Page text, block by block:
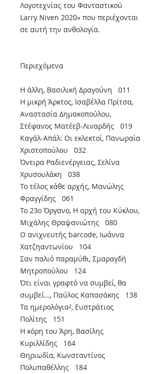
Λογοτεχνίας του Φανταστικού
Larry Niven 2020» που περιέχονται
σε αυτή την ανθολογία.
Περιεχόμενα
Η άλλη, Βασιλική Δραγούνη 011
Η μικρή Άρκτος, Ισαβέλλα Πρίτσα,
Αναστασία Δημακοπούλου,
Στέφανος Ματέεβ-Λιναρδής 019
Καγάλ-Απάλ: Οι εκλεκτοί, Πανωραία
Χριστοπούλου 032
Όνειρα Ραδιενέργειας, Σελίνα
Χρυσουλάκη 038
Το τέλος κάθε αρχής, Μανώλης
Φραγγίδης 061
To 23o Όργανο, Η αρχή του Κύκλου,
Μιχάλης Θραψανιώτης 080
Ο ανιχνευτής barcode, Ιωάννα
Χατζηαντωνίου 104
Σαν παλιό παραμύθι, Σμαραγδή
Μητροπούλου 124
Ότι είναι γραφτό να συμβεί, θα
συμβεί…, Παύλος Καπασάκης 138
Τα ημερολόγια², Ευστράτιος
Πολίτης 151
Η κόρη του Άρη, Βασίλης
Κυριλλίδης 164
Θηριωδία, Κωνσταντίνος
Πολυπαθέλλης 184